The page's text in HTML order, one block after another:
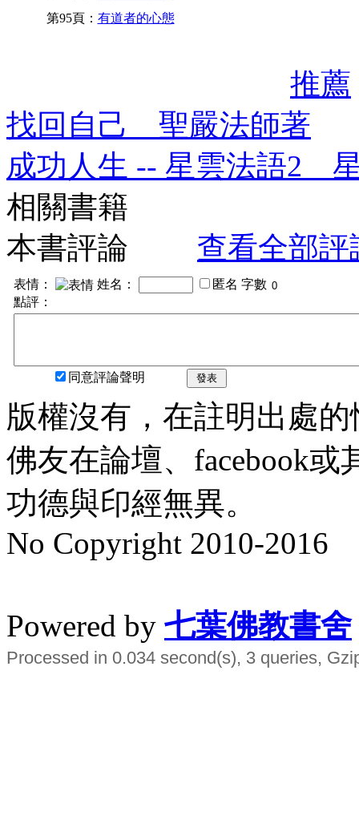
第95頁： 有道者的心態
推薦
找回自己 聖嚴法師著
成功人生 -- 星雲法語2
相關書籍
本書評論
查看全部評
表情： 姓名： 匿名 字數
點評：
同意評論聲明 發表
版權沒有，在註明出處
佛友在論壇、facebook
功德與印經無異。
No Copyright 2010-2016
Powered by 七葉佛教書舍
Processed in 0.034 second(s), 3 queries,